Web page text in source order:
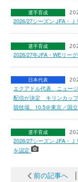
選手育成
2026/27シーズン JFA・
選手育成
2026/27年JFA・WEリー
日本代表
エクアドル代表、ニュー
配信が決定 キリンカッ
競技場、10.5＠東京／国
選手育成
2026/27シーズン JFA・Ｊ
を認定
前の記事へ